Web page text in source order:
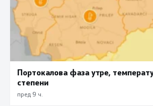
Портокалова фаза утре,
степени
пред 9 ч.